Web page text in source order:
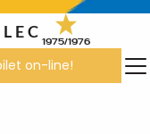
1975/1976
on-line!